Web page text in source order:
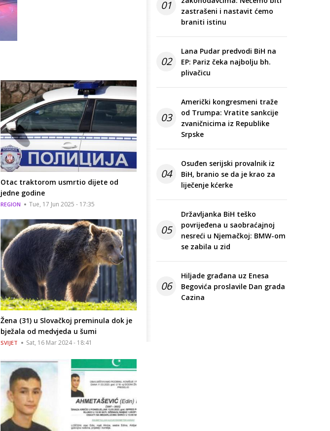
Otac traktorom usmrtio dijete od
jedne godine
REGION Tue, 17 Jun 2025 - 17:35
Žena (31) u Slovačkoj preminula dok je
bježala od medvjeda u šumi
SVIJET Sat, 16 Mar 2024 - 18:41
01
zastrašeni i nastavit ćemo
braniti istinu
02
Lana Pudar predvodi BiH na
EP: Pariz čeka najbolju bh.
plivačicu
03
Američki kongresmeni traže
od Trumpa: Vratite sankcije
zvaničnicima iz Republike
Srpske
04
Osuđen serijski provalnik iz
BiH, branio se da je krao za
liječenje kćerke
05
Državljanka BiH teško
povrijeđena u saobraćajnoj
nesreći u Njemačkoj: BMW-om
se zabila u zid
06
Hiljade građana uz Enesa
Begovića proslavile Dan grada
Cazina